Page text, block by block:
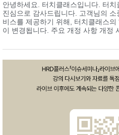
안녕하세요. 터치클래스입니다. 터
진심으로 감사드립니다. 고객님의
비스를 제공하기 위해, 터치클래스의
이 변경됩니다. 주요 개정 사항 개정